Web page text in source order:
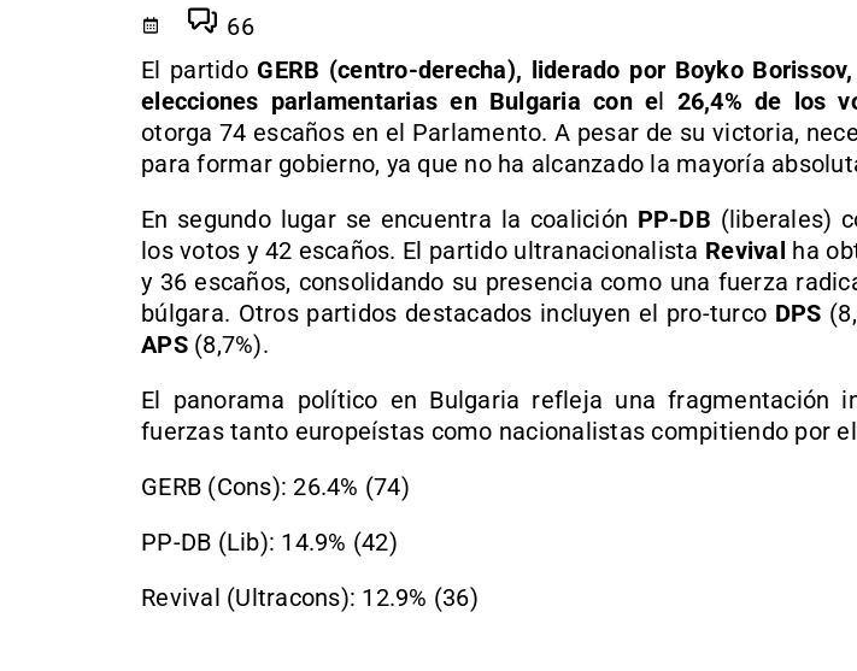
66
El partido GERB (centro-derecha), liderado por Boyko
elecciones parlamentarias en Bulgaria con el 26,4% de los
otorga 74 escaños en el Parlamento. A pesar de su victoria,
para formar gobierno, ya que no ha alcanzado la mayoría
En segundo lugar se encuentra la coalición PP-DB (liberales)
los votos y 42 escaños. El partido ultranacionalista Revival ha
y 36 escaños, consolidando su presencia como una fuerza
búlgara. Otros partidos destacados incluyen el pro-turco DPS
APS(8,7%).
El panorama político en Bulgaria refleja una fragmentación
fuerzas tanto europeístas como nacionalistas compitiendo por
GERB (Cons): 26.4% (74)
PP-DB (Lib): 14.9% (42)
Revival (Ultracons): 12.9% (36)